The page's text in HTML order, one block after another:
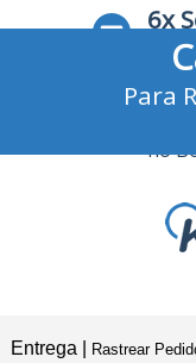
6x
no
no
Para
Entrega | Rastrear